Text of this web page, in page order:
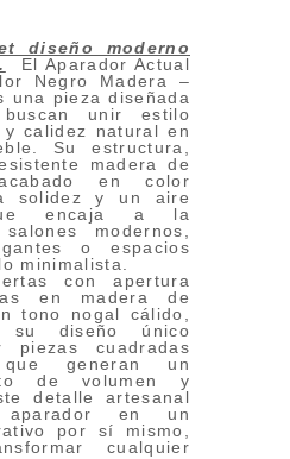
diseño moderno
.
El Aparador Actual
Negro Madera –
una pieza diseñada
unir estilo
y calidez natural en
Su estructura,
madera de
en color
solidez y un aire
encaja a la
modernos,
o espacios
minimalista.
con apertura
en madera de
tono nogal cálido,
su diseño único
piezas cuadradas
que generan un
de volumen y
detalle artesanal
en un
por sí mismo,
cualquier